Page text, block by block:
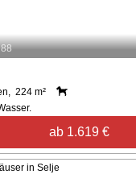
224 m²
ab 1.619 €